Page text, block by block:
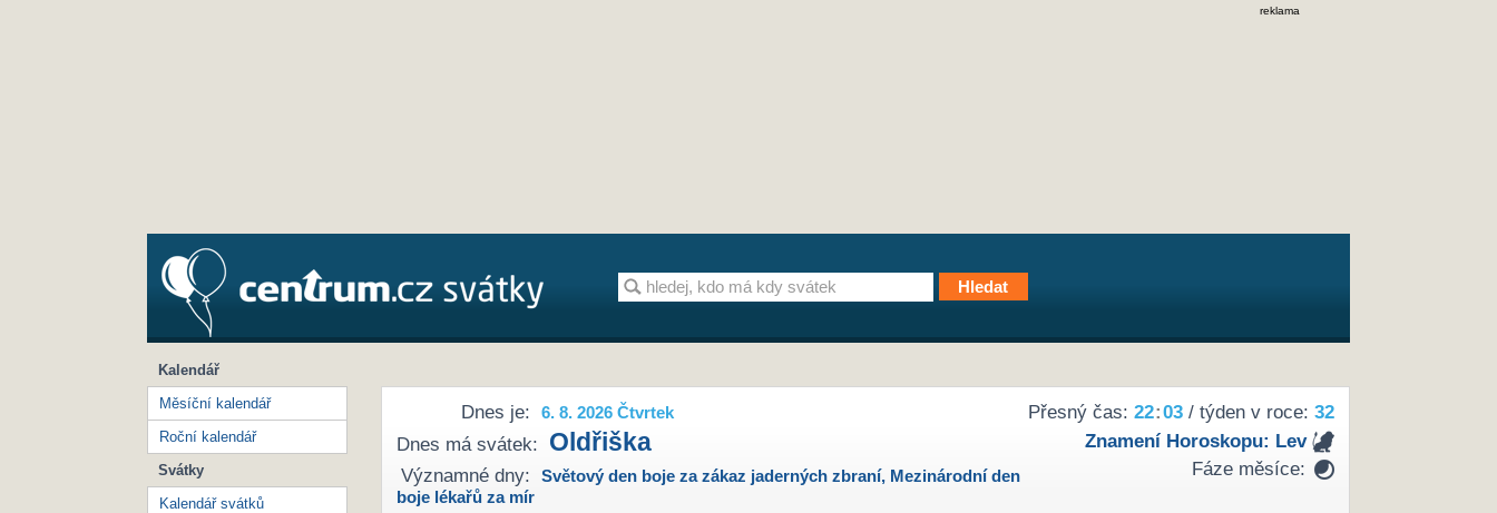
reklama
Přesný čas: 22 03/ týden v roce: 32
Znamení Horoskopu: Lev
Fáze měsíce:
Dnes je: 6. 8. 2026 Čtvrtek
Dnes má svátek: Oldřiška
Významné dny: Světový den boje za zákaz jaderných zbraní, Mezinárodní den
boje lékařů za mír
Kalendář
Měsíční kalendář
Roční kalendář
Svátky
Kalendář svátků